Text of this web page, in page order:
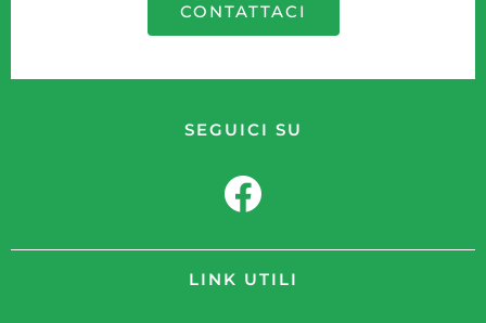
CONTATTACI
LINK UTILI
SEGUICI SU